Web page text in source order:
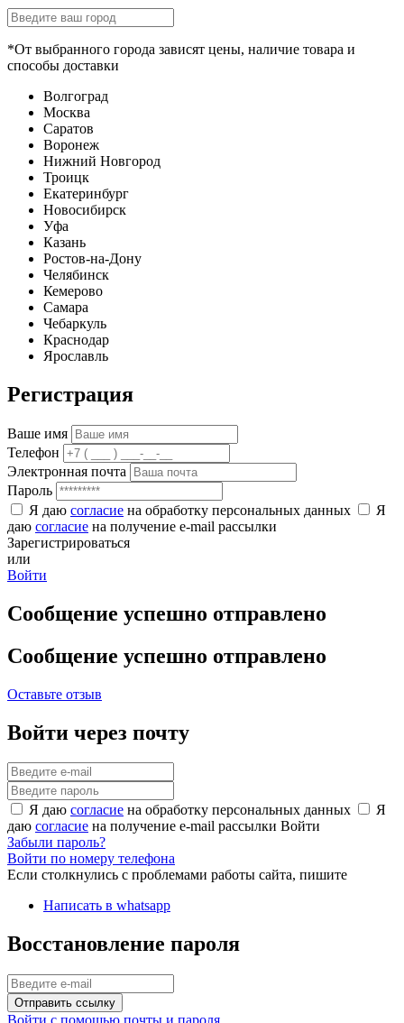
*От выбранного города зависят цены, наличие товара и
способы доставки
Волгоград
Москва
Саратов
Воронеж
Нижний Новгород
Троицк
Екатеринбург
Новосибирск
Уфа
Казань
Ростов-на-Дону
Челябинск
Кемерово
Самара
Чебаркуль
Краснодар
Ярославль
Регистрация
Ваше имя
Телефон
Электронная почта
Пароль
Я даю согласие на обработку персональных данных
Я
даю согласие на получение e-mail рассылки
Зарегистрироваться
или
Войти
Сообщение успешно отправлено
Сообщение успешно отправлено
Оставьте отзыв
Войти через почту
Я даю согласие на обработку персональных данных
Я
даю согласие на получение e-mail рассылки Войти
Забыли пароль?
Войти по номеру телефона
Если столкнулись с проблемами работы сайта, пишите
Написать в whatsapp
Восстановление пароля
Отправить ссылку